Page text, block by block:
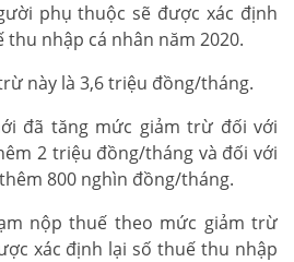
phụ thuộc sẽ được xác định
nhập cá nhân năm 2020.
này là 3,6 triệu đồng/tháng.
đã tăng mức giảm trừ đối với
2 triệu đồng/tháng và đối với
800 nghìn đồng/tháng.
nộp thuế theo mức giảm trừ
xác định lại số thuế thu nhập